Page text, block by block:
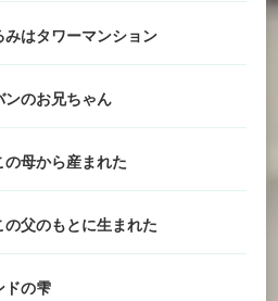
みはタワーマンション
ンのお兄ちゃん
の母から産まれた
の父のもとに生まれた
ドの雫